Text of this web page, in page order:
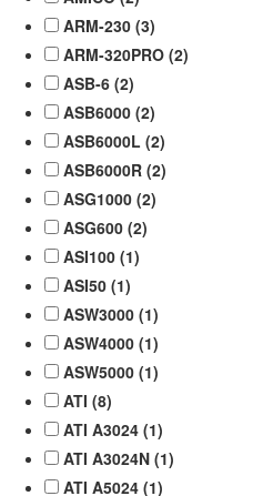
ARM-230 (3)
ARM-320PRO (2)
ASB-6 (2)
ASB6000 (2)
ASB6000L (2)
ASB6000R (2)
ASG1000 (2)
ASG600 (2)
ASI100 (1)
ASI50 (1)
ASW3000 (1)
ASW4000 (1)
ASW5000 (1)
ATI (8)
ATI A3024 (1)
ATI A3024N (1)
ATI A5024 (1)